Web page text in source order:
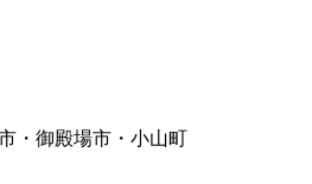
・御殿場市・小山町